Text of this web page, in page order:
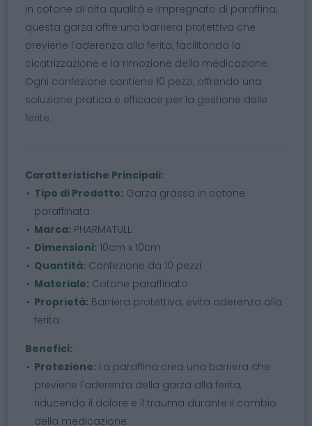
in cotone di alta qualità e impregnato di paraffina,
questa garza offre una barriera protettiva che
previene l'aderenza alla ferita, facilitando la
cicatrizzazione e la rimozione della medicazione.
Ogni confezione contiene 10 pezzi, offrendo una
soluzione pratica e efficace per la gestione delle
ferite.
Caratteristiche Principali:
Tipo di Prodotto: Garza grassa in cotone
paraffinata
Marca: PHARMATULL
Dimensioni: 10cm x 10cm
Quantità: Confezione da 10 pezzi
Materiale: Cotone paraffinato
Proprietà: Barriera protettiva, evita aderenza alla
ferita
Benefici:
Protezione: La paraffina crea una barriera che
previene l'aderenza della garza alla ferita,
riducendo il dolore e il trauma durante il cambio
della medicazione.